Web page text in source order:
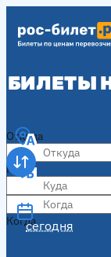
БИЛЕТЫ
Откуда
Куда
Когда
сегодня
Когда